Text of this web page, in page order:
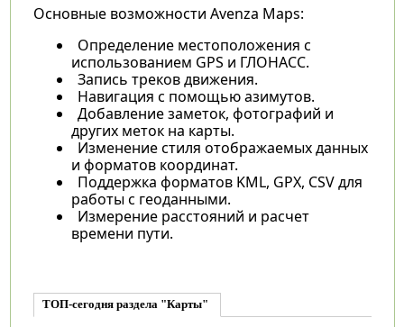
Основные возможности Avenza Maps:
Определение местоположения с
использованием GPS и ГЛОНАСС.
Запись треков движения.
Навигация с помощью азимутов.
Добавление заметок, фотографий и
других меток на карты.
Изменение стиля отображаемых данных
и форматов координат.
Поддержка форматов KML, GPX, CSV для
работы с геоданными.
Измерение расстояний и расчет
времени пути.
ТОП-сегодня раздела "Карты"